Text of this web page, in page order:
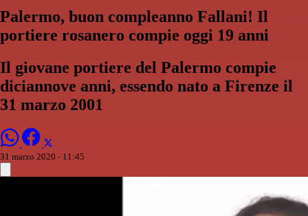
Palermo, buon compleanno Fallani! Il
portiere rosanero compie oggi 19 anni
Il giovane portiere del Palermo compie
diciannove anni, essendo nato a Firenze il
31 marzo 2001
31 marzo 2020 - 11:45